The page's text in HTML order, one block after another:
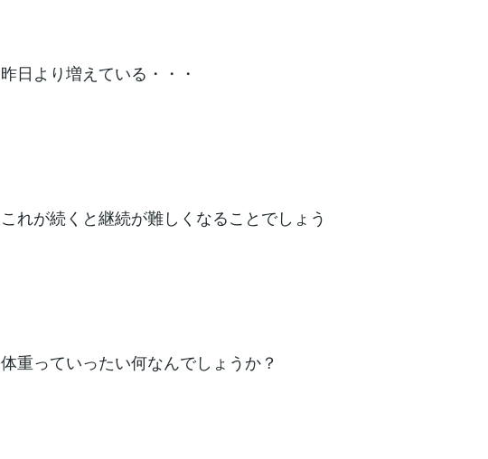
昨日より増えている・・・
これが続くと継続が難しくなることでしょう
体重っていったい何なんでしょうか？